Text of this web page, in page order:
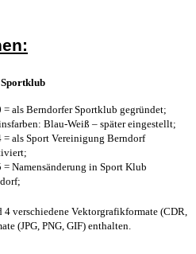
= als Berndorfer Sportklub gegründet;
Blau-Weiß – später eingestellt;
= als Sport Vereinigung Berndorf
= Namensänderung in Sport Klub
verschiedene Vektorgrafikformate (CDR,
(JPG, PNG, GIF) enthalten.